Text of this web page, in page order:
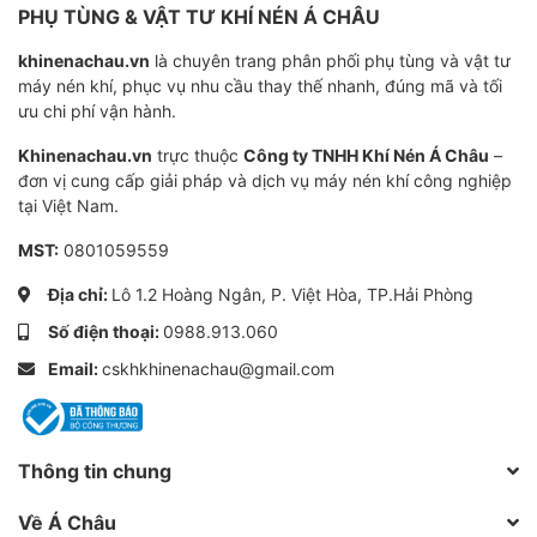
PHỤ TÙNG & VẬT TƯ KHÍ NÉN Á CHÂU
khinenachau.vn là chuyên trang phân phối phụ tùng và vật tư
máy nén khí, phục vụ nhu cầu thay thế nhanh, đúng mã và tối
ưu chi phí vận hành.
Khinenachau.vn trực thuộc Công ty TNHH Khí Nén Á Châu –
đơn vị cung cấp giải pháp và dịch vụ máy nén khí công nghiệp
tại Việt Nam.
MST: 0801059559
Địa chỉ: Lô 1.2 Hoàng Ngân, P. Việt Hòa, TP.Hải Phòng
Số điện thoại:0988.913.060
Email:cskhkhinenachau@gmail.com
Thông tin chung
Về Á Châu